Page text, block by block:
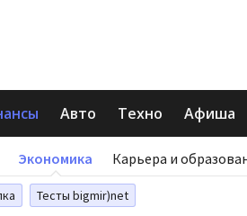
Авто Техно Афиша
Экономика Карьера и
Тесты bigmir)net